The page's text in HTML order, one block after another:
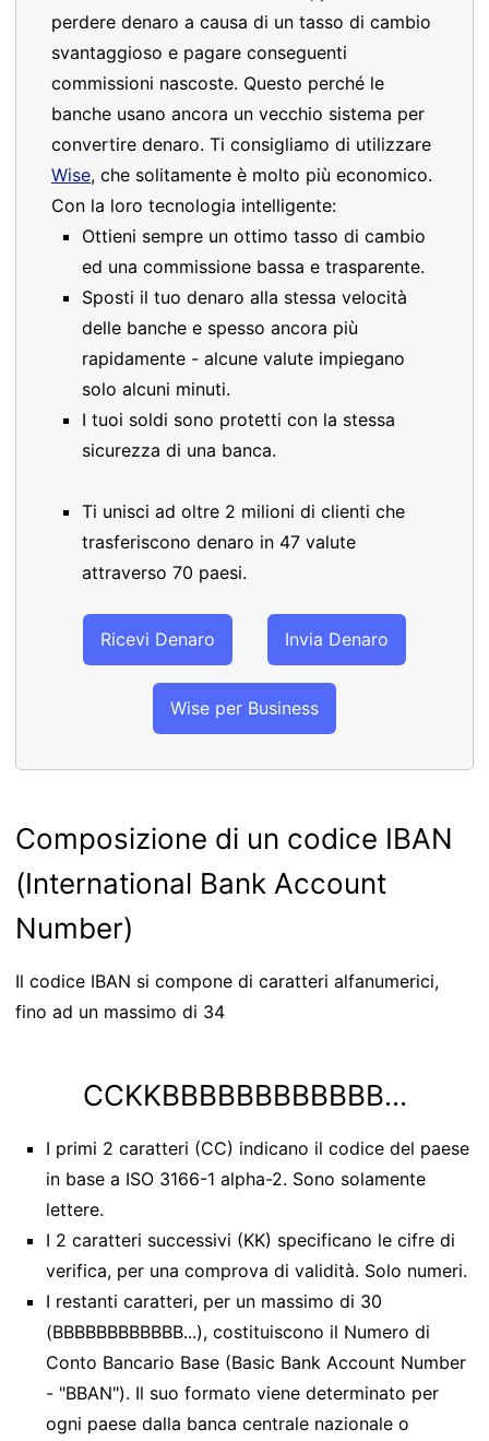
perdere denaro a causa di un tasso di cambio
svantaggioso e pagare conseguenti
commissioni nascoste. Questo perché le
banche usano ancora un vecchio sistema per
convertire denaro. Ti consigliamo di utilizzare
Wise, che solitamente è molto più economico.
Con la loro tecnologia intelligente:
Ottieni sempre un ottimo tasso di cambio
ed una commissione bassa e trasparente.
Sposti il tuo denaro alla stessa velocità
delle banche e spesso ancora più
rapidamente - alcune valute impiegano
solo alcuni minuti.
I tuoi soldi sono protetti con la stessa
sicurezza di una banca.
Ti unisci ad oltre 2 milioni di clienti che
trasferiscono denaro in 47 valute
attraverso 70 paesi.
Ricevi Denaro Invia Denaro
Wise per Business
Composizione di un codice IBAN
(International Bank Account
Number)
Il codice IBAN si compone di caratteri alfanumerici,
fino ad un massimo di 34
CCKKBBBBBBBBBBBB...
I primi 2 caratteri (CC) indicano il codice del paese
in base a ISO 3166-1 alpha-2. Sono solamente
lettere.
I 2 caratteri successivi (KK) specificano le cifre di
verifica, per una comprova di validità. Solo numeri.
I restanti caratteri, per un massimo di 30
(BBBBBBBBBBBB...), costituiscono il Numero di
Conto Bancario Base (Basic Bank Account Number
- "BBAN"). Il suo formato viene determinato per
ogni paese dalla banca centrale nazionale o